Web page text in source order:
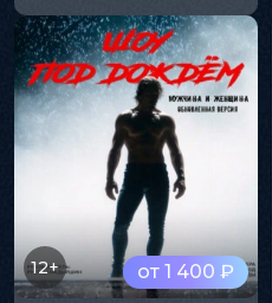
от 1 400 ₽
12+